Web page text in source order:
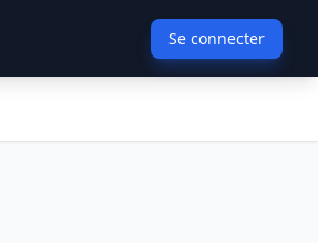
Se connecter